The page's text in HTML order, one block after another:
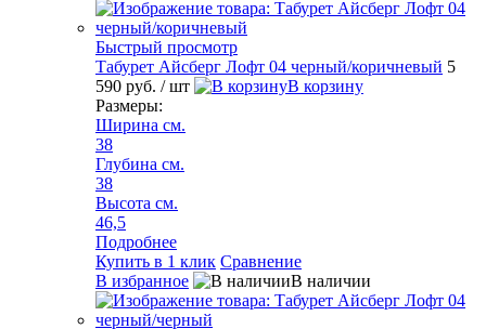
Быстрый просмотр
Табурет Айсберг Лофт 04 черный/коричневый 5
590 руб. / шт
В корзину
Размеры:
Ширина см.
38
Глубина см.
38
Высота см.
46,5
Подробнее
Купить в 1 клик Сравнение
В избранное
В наличии